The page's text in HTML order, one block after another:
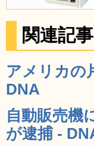
関連記事
アメリカの
DNA
自動販売機
が逮捕 -